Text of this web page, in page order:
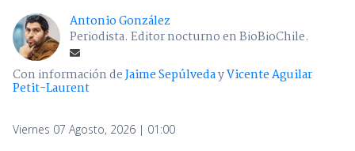
Antonio González
Periodista. Editor nocturno en BioBioChile.
Con información deJaime SepúlvedayVicente Aguilar
Petit-Laurent
Viernes 07 Agosto, 2026 | 01:00